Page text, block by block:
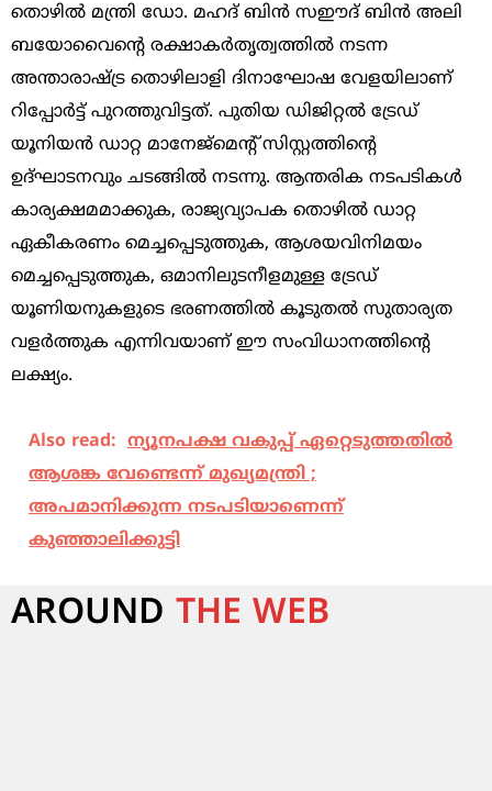
തൊഴിൽ മന്ത്രി ഡോ. മഹദ് ബിൻ സഈദ് ബിൻ അലി
ബയോവൈന്റെ രക്ഷാകർതൃത്വത്തിൽ നടന്ന
അന്താരാഷ്ട്ര തൊഴിലാളി ദിനാഘോഷ വേളയിലാണ്
റിപ്പോർട്ട് പുറത്തുവിട്ടത്. പുതിയ ഡിജിറ്റൽ ട്രേഡ്
യൂനിയൻ ഡാറ്റ മാനേജ്മെന്റ് സിസ്റ്റത്തിന്റെ
ഉദ്ഘാടനവും ചടങ്ങിൽ നടന്നു. ആന്തരിക നടപടികൾ
കാര്യക്ഷമമാക്കുക, രാജ്യവ്യാപക തൊഴിൽ ഡാറ്റ
ഏകീകരണം മെച്ചപ്പെടുത്തുക, ആശയവിനിമയം
മെച്ചപ്പെടുത്തുക, ഒമാനിലുടനീളമുള്ള ട്രേഡ്
യൂണിയനുകളുടെ ഭരണത്തിൽ കൂടുതൽ സുതാര്യത
വളർത്തുക എന്നിവയാണ് ഈ സംവിധാനത്തിന്റെ
ലക്ഷ്യം.
Also read: ന്യൂനപക്ഷ വകുപ്പ് ഏറ്റെടുത്തതില്‍
ആശങ്ക വേണ്ടെന്ന് മുഖ്യമന്ത്രി ;
അപമാനിക്കുന്ന നടപടിയാണെന്ന്
കുഞ്ഞാലിക്കുട്ടി
AROUND THE WEB